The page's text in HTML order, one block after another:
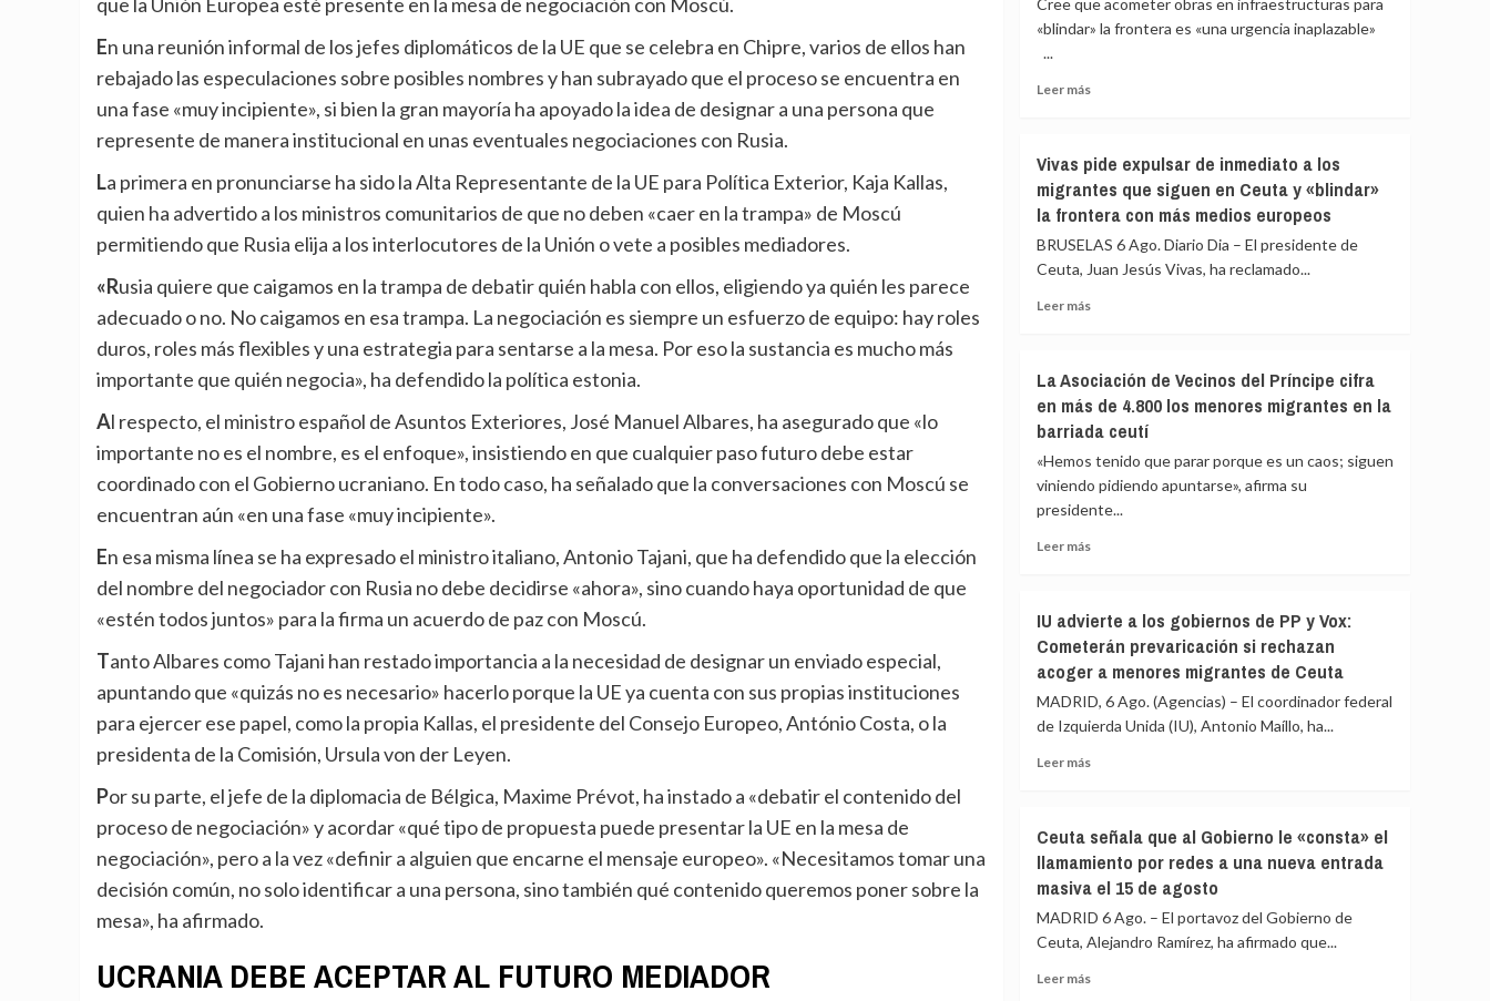
que la Unión Europea esté presente en la mesa de negociación con Moscú.
En una reunión informal de los jefes diplomáticos de la UE que se celebra en Chipre, varios de ellos han
rebajado las especulaciones sobre posibles nombres y han subrayado que el proceso se encuentra en
una fase «muy incipiente», si bien la gran mayoría ha apoyado la idea de designar a una persona que
represente de manera institucional en unas eventuales negociaciones con Rusia.
La primera en pronunciarse ha sido la Alta Representante de la UE para Política Exterior, Kaja Kallas,
quien ha advertido a los ministros comunitarios de que no deben «caer en la trampa» de Moscú
permitiendo que Rusia elija a los interlocutores de la Unión o vete a posibles mediadores.
«Rusia quiere que caigamos en la trampa de debatir quién habla con ellos, eligiendo ya quién les parece
adecuado o no. No caigamos en esa trampa. La negociación es siempre un esfuerzo de equipo: hay roles
duros, roles más flexibles y una estrategia para sentarse a la mesa. Por eso la sustancia es mucho más
importante que quién negocia», ha defendido la política estonia.
Al respecto, el ministro español de Asuntos Exteriores, José Manuel Albares, ha asegurado que «lo
importante no es el nombre, es el enfoque», insistiendo en que cualquier paso futuro debe estar
coordinado con el Gobierno ucraniano. En todo caso, ha señalado que la conversaciones con Moscú se
encuentran aún «en una fase «muy incipiente».
En esa misma línea se ha expresado el ministro italiano, Antonio Tajani, que ha defendido que la elección
del nombre del negociador con Rusia no debe decidirse «ahora», sino cuando haya oportunidad de que
«estén todos juntos» para la firma un acuerdo de paz con Moscú.
Tanto Albares como Tajani han restado importancia a la necesidad de designar un enviado especial,
apuntando que «quizás no es necesario» hacerlo porque la UE ya cuenta con sus propias instituciones
para ejercer ese papel, como la propia Kallas, el presidente del Consejo Europeo, António Costa, o la
presidenta de la Comisión, Ursula von der Leyen.
Por su parte, el jefe de la diplomacia de Bélgica, Maxime Prévot, ha instado a «debatir el contenido del
proceso de negociación» y acordar «qué tipo de propuesta puede presentar la UE en la mesa de
negociación», pero a la vez «definir a alguien que encarne el mensaje europeo». «Necesitamos tomar una
decisión común, no solo identificar a una persona, sino también qué contenido queremos poner sobre la
mesa», ha afirmado.
UCRANIA DEBE ACEPTAR AL FUTURO MEDIADOR
de
Ceuta
82
en
el
intentando
cruzar
la
«blindar» la frontera es «una urgencia inaplazable»
...
Leer másLeer
confía
en
que
fuerzas
de
entrada
masiva
a
que
circula
por
sociales
Vivas pide expulsar de inmediato a los
migrantes que siguen en Ceuta y «blindar»
la frontera con más medios europeos
BRUSELAS 6 Ago. Diario Dia – El presidente de
Ceuta, Juan Jesús Vivas, ha reclamado...
Leer másLeer
pide
expulsar
de
a
los
migrantes
siguen
y
«blindar»
frontera
con
más
europeos
La Asociación de Vecinos del Príncipe cifra
en más de 4.800 los menores migrantes en la
barriada ceutí
«Hemos tenido que parar porque es un caos; siguen
viniendo pidiendo apuntarse», afirma su
presidente...
Leer másLeer
Asociación
de
Vecinos
Príncipe
cifra
los
menores
migrantes
la
barriada
IU advierte a los gobiernos de PP y Vox:
Cometerán prevaricación si rechazan
acoger a menores migrantes de Ceuta
MADRID, 6 Ago. (Agencias) – El coordinador federal
de Izquierda Unida (IU), Antonio Maíllo, ha...
Leer másLeer
advierte
a
los
de
PP
Ceuta señala que al Gobierno le «consta» el
llamamiento por redes a una nueva entrada
masiva el 15 de agosto
MADRID 6 Ago. – El portavoz del Gobierno de
Ceuta, Alejandro Ramírez, ha afirmado que...
Leer másLeer